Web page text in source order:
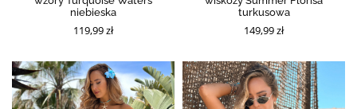
niebieska
119,99 zł
turkusowa
149,99 zł